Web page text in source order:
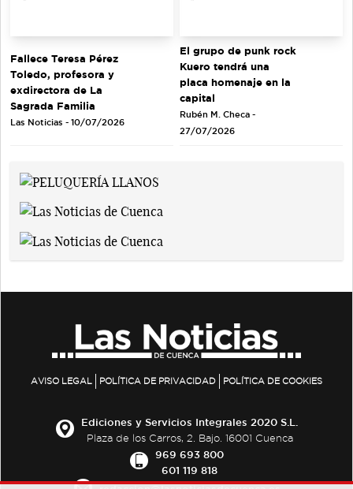
Fallece Teresa Pérez
Toledo, profesora y
exdirectora de La
Sagrada Familia
Las Noticias - 10/07/2026
El grupo de punk rock
Kuero tendrá una
placa homenaje en la
capital
Rubén M. Checa -
27/07/2026
AVISO LEGAL POLÍTICA DE PRIVACIDAD POLÍTICA DE COOKIES
Ediciones y Servicios Integrales 2020 S.L.
Plaza de los Carros, 2. Bajo. 16001 Cuenca
969 693 800
601 119 818